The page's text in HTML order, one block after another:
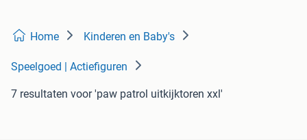
Home Kinderen en Baby's
Speelgoed | Actiefiguren
7 resultaten voor 'paw patrol uitkijktoren xxl'